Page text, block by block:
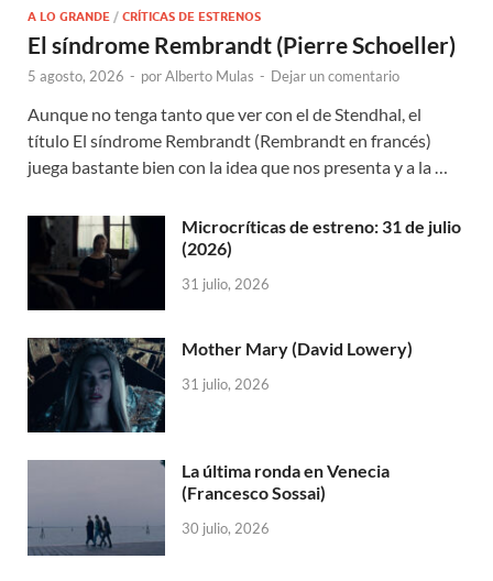
A LO GRANDE / CRÍTICAS DE ESTRENOS
El síndrome Rembrandt (Pierre Schoeller)
5 agosto, 2026 - porAlberto Mulas - Dejar un comentario
Aunque no tenga tanto que ver con el de Stendhal, el
título El síndrome Rembrandt (Rembrandt en francés)
juega bastante bien con la idea que nos presenta y a la …
Microcríticas de estreno: 31 de julio
(2026)
31 julio, 2026
Mother Mary (David Lowery)
31 julio, 2026
La última ronda en Venecia
(Francesco Sossai)
30 julio, 2026